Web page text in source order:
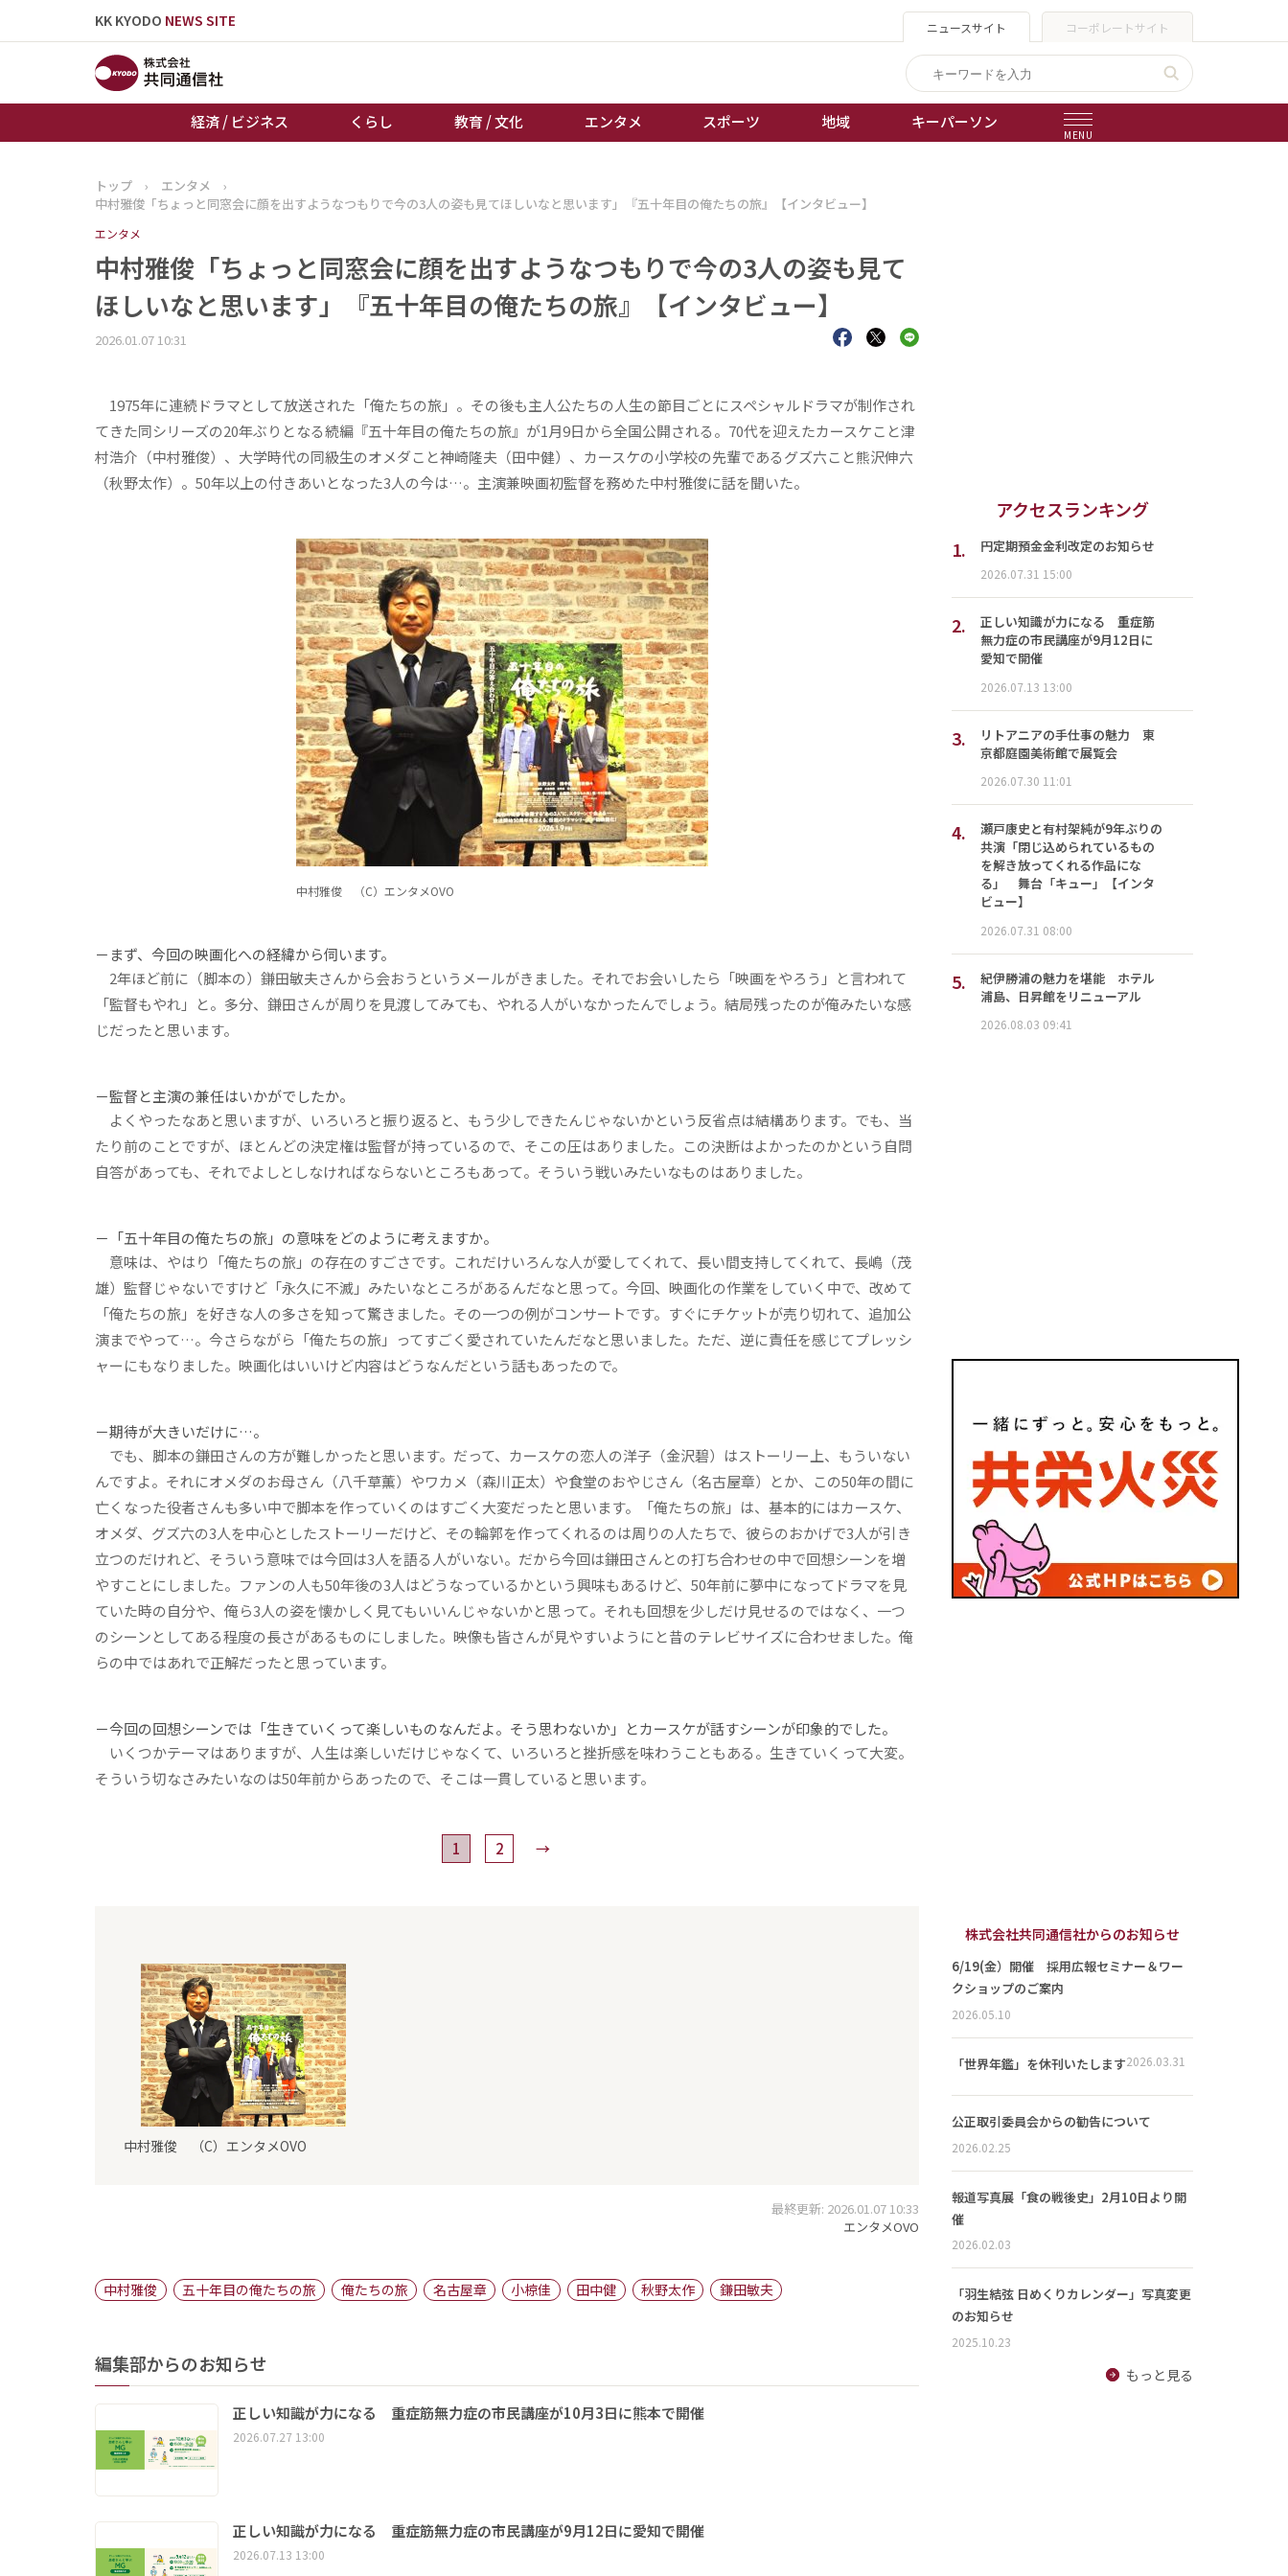
KK KYODO NEWS SITE ニュースサイト コーポレートサイト
経済 / ビジネス くらし 教育 / 文化 エンタメ スポーツ 地域 キーパーソン
MENU
トップページ
エンタメ
スポーツ
競輪
ボートレース
トップ › エンタメ
›
中村雅俊「ちょっと同窓会に顔を出すようなつもりで今の3人の姿も見てほしいなと思います」『五十年目の俺たちの旅』【インタビュー】
エンタメ
中村雅俊「ちょっと同窓会に顔を出すようなつもりで今の3人の姿も見て
ほしいなと思います」『五十年目の俺たちの旅』【インタビュー】
2026.01.07 10:31
1975年に連続ドラマとして放送された「俺たちの旅」。その後も主人公たちの人生の節目ごとにスペシャルドラマが制作され
てきた同シリーズの20年ぶりとなる続編『五十年目の俺たちの旅』が1月9日から全国公開される。70代を迎えたカースケこと津
村浩介（中村雅俊）、大学時代の同級生のオメダこと神崎隆夫（田中健）、カースケの小学校の先輩であるグズ六こと熊沢伸六
（秋野太作）。50年以上の付きあいとなった3人の今は…。主演兼映画初監督を務めた中村雅俊に話を聞いた。
中村雅俊 （C）エンタメOVO
－まず、今回の映画化への経緯から伺います。
2年ほど前に（脚本の）鎌田敏夫さんから会おうというメールがきました。それでお会いしたら「映画をやろう」と言われて
「監督もやれ」と。多分、鎌田さんが周りを見渡してみても、やれる人がいなかったんでしょう。結局残ったのが俺みたいな感
じだったと思います。
－監督と主演の兼任はいかがでしたか。
よくやったなあと思いますが、いろいろと振り返ると、もう少しできたんじゃないかという反省点は結構あります。でも、当
たり前のことですが、ほとんどの決定権は監督が持っているので、そこの圧はありました。この決断はよかったのかという自問
自答があっても、それでよしとしなければならないところもあって。そういう戦いみたいなものはありました。
－「五十年目の俺たちの旅」の意味をどのように考えますか。
意味は、やはり「俺たちの旅」の存在のすごさです。これだけいろんな人が愛してくれて、長い間支持してくれて、長嶋（茂
雄）監督じゃないですけど「永久に不滅」みたいなところがあるんだなと思って。今回、映画化の作業をしていく中で、改めて
「俺たちの旅」を好きな人の多さを知って驚きました。その一つの例がコンサートです。すぐにチケットが売り切れて、追加公
演までやって…。今さらながら「俺たちの旅」ってすごく愛されていたんだなと思いました。ただ、逆に責任を感じてプレッシ
ャーにもなりました。映画化はいいけど内容はどうなんだという話もあったので。
－期待が大きいだけに…。
でも、脚本の鎌田さんの方が難しかったと思います。だって、カースケの恋人の洋子（金沢碧）はストーリー上、もういない
んですよ。それにオメダのお母さん（八千草薫）やワカメ（森川正太）や食堂のおやじさん（名古屋章）とか、この50年の間に
亡くなった役者さんも多い中で脚本を作っていくのはすごく大変だったと思います。「俺たちの旅」は、基本的にはカースケ、
オメダ、グズ六の3人を中心としたストーリーだけど、その輪郭を作ってくれるのは周りの人たちで、彼らのおかげで3人が引き
立つのだけれど、そういう意味では今回は3人を語る人がいない。だから今回は鎌田さんとの打ち合わせの中で回想シーンを増
やすことにしました。ファンの人も50年後の3人はどうなっているかという興味もあるけど、50年前に夢中になってドラマを見
ていた時の自分や、俺ら3人の姿を懐かしく見てもいいんじゃないかと思って。それも回想を少しだけ見せるのではなく、一つ
のシーンとしてある程度の長さがあるものにしました。映像も皆さんが見やすいようにと昔のテレビサイズに合わせました。俺
らの中ではあれで正解だったと思っています。
－今回の回想シーンでは「生きていくって楽しいものなんだよ。そう思わないか」とカースケが話すシーンが印象的でした。
いくつかテーマはありますが、人生は楽しいだけじゃなくて、いろいろと挫折感を味わうこともある。生きていくって大変。
そういう切なさみたいなのは50年前からあったので、そこは一貫していると思います。
1 2 →
中村雅俊 （C）エンタメOVO
最終更新: 2026.01.07 10:33
エンタメOVO
中村雅俊 五十年目の俺たちの旅 俺たちの旅 名古屋章 小椋佳 田中健 秋野太作 鎌田敏夫
編集部からのお知らせ
正しい知識が力になる 重症筋無力症の市民講座が10月3日に熊本で開催
2026.07.27 13:00
正しい知識が力になる 重症筋無力症の市民講座が9月12日に愛知で開催
2026.07.13 13:00
アクセスランキング
1.
円定期預金金利改定のお知らせ
2026.07.31 15:00
2.
正しい知識が力になる 重症筋
無力症の市民講座が9月12日に
愛知で開催
2026.07.13 13:00
3.
リトアニアの手仕事の魅力 東
京都庭園美術館で展覧会
2026.07.30 11:01
4.
瀬戸康史と有村架純が9年ぶりの
共演「閉じ込められているもの
を解き放ってくれる作品にな
る」 舞台「キュー」【インタ
ビュー】
2026.07.31 08:00
5.
紀伊勝浦の魅力を堪能 ホテル
浦島、日昇館をリニューアル
2026.08.03 09:41
株式会社共同通信社からのお知らせ
6/19(金）開催 採用広報セミナー＆ワー
クショップのご案内
2026.05.10
「世界年鑑」を休刊いたします2026.03.31
公正取引委員会からの勧告について
2026.02.25
報道写真展「食の戦後史」2月10日より開
催
2026.02.03
「羽生結弦 日めくりカレンダー」写真変更
のお知らせ
2025.10.23
もっと見る